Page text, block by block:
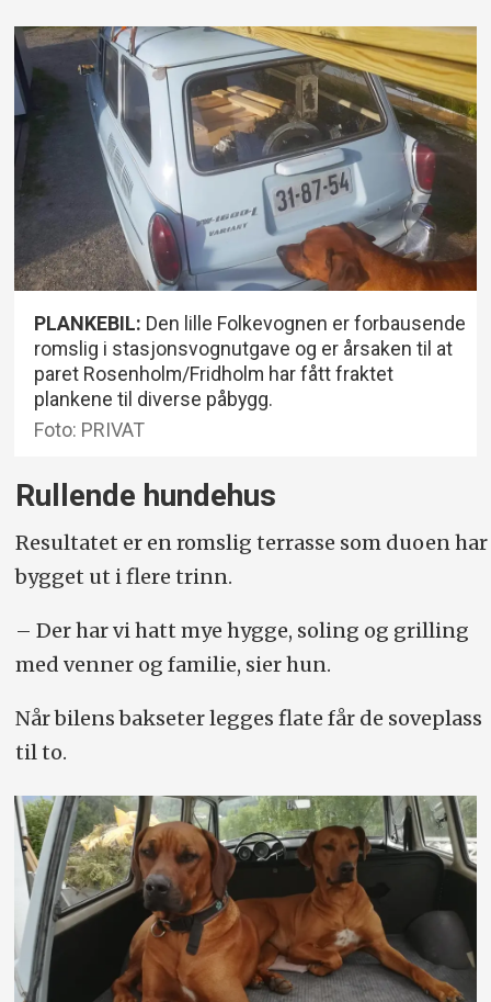
PLANKEBIL: Den lille Folkevognen er forbausende
romslig i stasjonsvognutgave og er årsaken til at
paret Rosenholm/Fridholm har fått fraktet
plankene til diverse påbygg.
Foto: PRIVAT
Rullende hundehus
Resultatet er en romslig terrasse som duoen har
bygget ut i flere trinn.
– Der har vi hatt mye hygge, soling og grilling
med venner og familie, sier hun.
Når bilens bakseter legges flate får de soveplass
til to.